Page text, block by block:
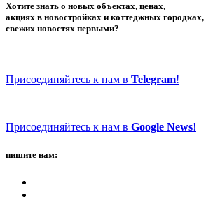
Хотите знать о новых объектах, ценах,
акциях в новостройках и коттеджных городках,
свежих новостях первыми?
Присоединяйтесь к нам в Telegram!
Присоединяйтесь к нам в Google News!
пишите нам: